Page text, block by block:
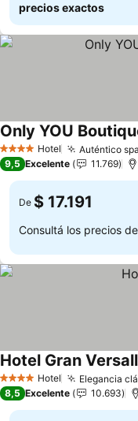
precios exactos
4 EstrellasHotel Auténtico
Only YOU
9,5 Excelente 11.769
De $ 17.191
Consultá los precios de
4 EstrellasHotel Elegancia
Hotel Gran
8,5 Excelente 10.693